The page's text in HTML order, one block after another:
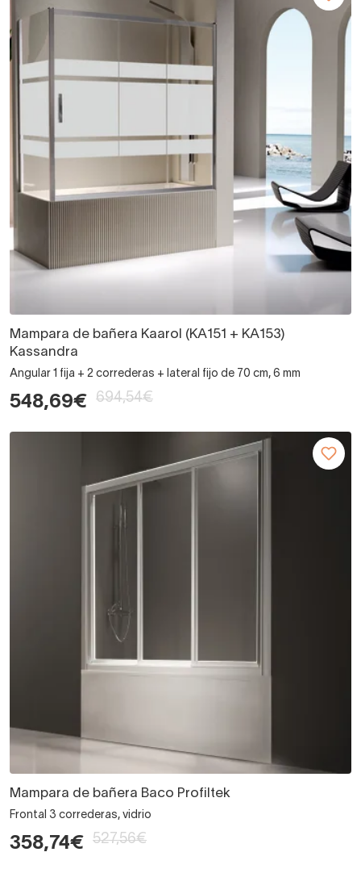
Mampara de bañera Kaarol (KA151 + KA153)
Kassandra
Angular 1 fija + 2 correderas + lateral fijo de 70 cm, 6 mm
548,69€ 694,54€
Mampara de bañera Baco Profiltek
Frontal 3 correderas, vidrio
358,74€ 527,56€